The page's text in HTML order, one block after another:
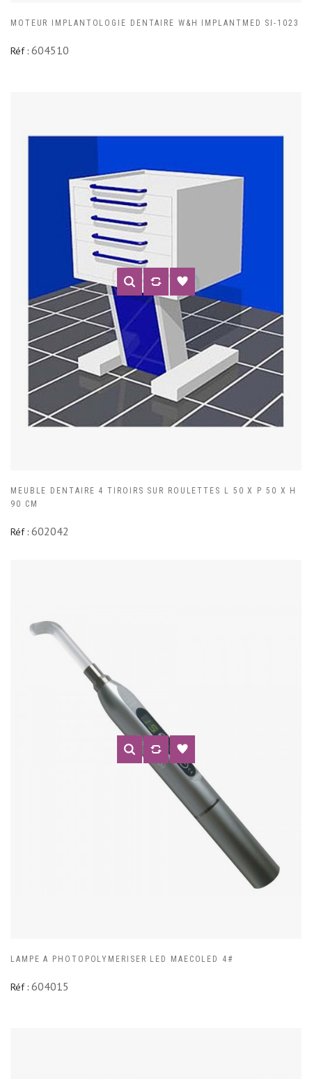
MOTEUR IMPLANTOLOGIE DENTAIRE W&H IMPLANTMED SI-1023
Réf : 604510
MEUBLE DENTAIRE 4 TIROIRS SUR ROULETTES L 50 X P 50 X H
90 CM
Réf : 602042
LAMPE A PHOTOPOLYMERISER LED MAECOLED 4#
Réf : 604015